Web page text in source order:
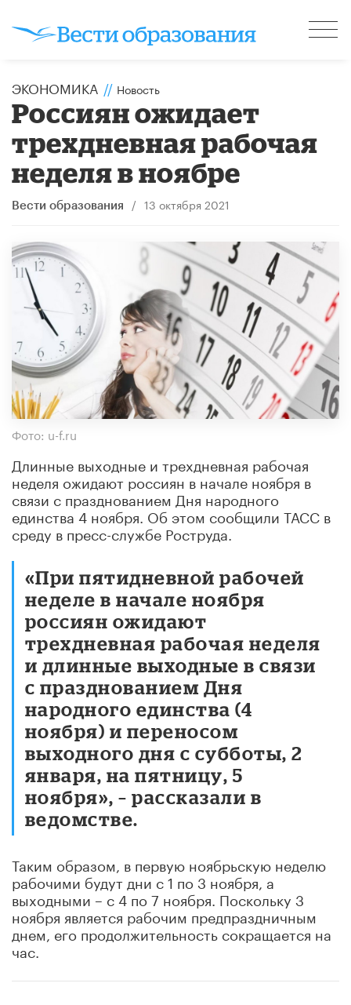
ЭКОНОМИКА // Новость
Россиян ожидает
трехдневная рабочая
неделя в ноябре
Вести образования / 13 октября 2021
Фото: u-f.ru
Длинные выходные и трехдневная рабочая
неделя ожидают россиян в начале ноября в
связи с празднованием Дня народного
единства 4 ноября. Об этом сообщили ТАСС в
среду в пресс-службе Роструда.
«При пятидневной рабочей
неделе в начале ноября
россиян ожидают
трехдневная рабочая неделя
и длинные выходные в связи
с празднованием Дня
народного единства (4
ноября) и переносом
выходного дня с субботы, 2
января, на пятницу, 5
ноября», – рассказали в
ведомстве.
Таким образом, в первую ноябрьскую неделю
рабочими будут дни с 1 по 3 ноября, а
выходными – с 4 по 7 ноября. Поскольку 3
ноября является рабочим предпраздничным
днем, его продолжительность сокращается на
час.